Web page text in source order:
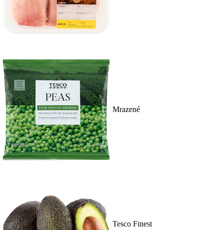
Mrazené
Tesco Finest